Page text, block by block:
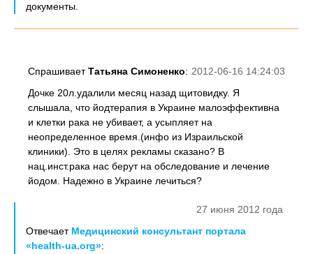
документы.
2012-06-16 14:24:03
СпрашиваетТатьяна Симоненко:
Дочке 20л.удалили месяц назад щитовидку. Я
слышала, что йодтерапия в Украине малоэффективна
и клетки рака не убивает, а усыпляет на
неопределенное время.(инфо из Израильской
клиники). Это в целях рекламы сказано? В
нац.инст.рака нас берут на обследование и лечение
йодом. Надежно в Украине лечиться?
27 июня 2012 года
Отвечает Медицинский консультант портала
«health-ua.org»: